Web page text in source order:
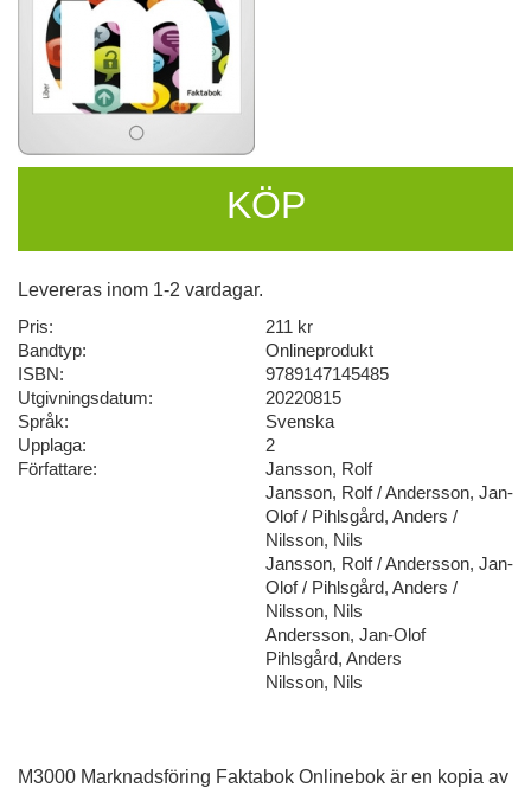
KÖP
Levereras inom 1-2 vardagar.
Pris:
211 kr
Bandtyp:
Onlineprodukt
ISBN:
9789147145485
Utgivningsdatum:
20220815
Språk:
Svenska
Upplaga:
2
Författare:
Jansson, Rolf
Jansson, Rolf / Andersson, Jan-
Olof / Pihlsgård, Anders /
Nilsson, Nils
Jansson, Rolf / Andersson, Jan-
Olof / Pihlsgård, Anders /
Nilsson, Nils
Andersson, Jan-Olof
Pihlsgård, Anders
Nilsson, Nils
M3000 Marknadsföring Faktabok Onlinebok är en kopia av